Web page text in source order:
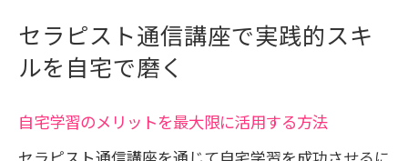
双方向のフィードバックを通じたスキル
アップ
ビデオ教材を活用した実践的な学び方
受講生同士のコミュニケーションで学び
セラピスト通信講座で実践的スキ
ルを自宅で磨く
自宅学習のメリットを最大限に活用する方法